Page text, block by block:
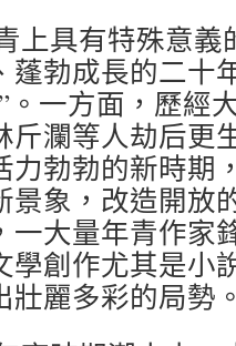
上具有特殊意
蓬勃成長的二十
。一方面，歷經
斤瀾等人劫后更
力勃勃的新時期
景象，改造開放
一大量年青作家
學創作尤其是小
壯麗多彩的局勢